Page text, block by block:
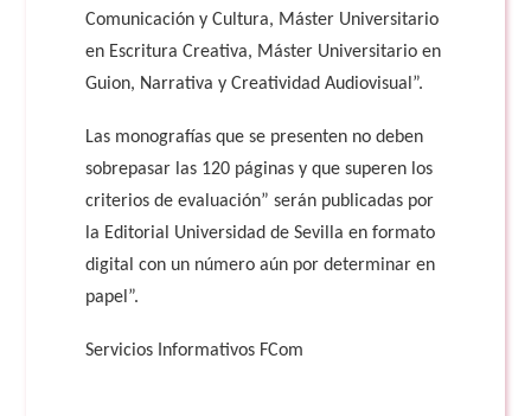
Comunicación y Cultura, Máster Universitario
en Escritura Creativa, Máster Universitario en
Guion, Narrativa y Creatividad Audiovisual”.
Las monografías que se presenten no deben
sobrepasar las 120 páginas y que superen los
criterios de evaluación” serán publicadas por
la Editorial Universidad de Sevilla en formato
digital con un número aún por determinar en
papel”.
Servicios Informativos FCom